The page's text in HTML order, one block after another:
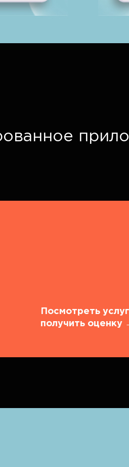
Посмотреть
получить оценку